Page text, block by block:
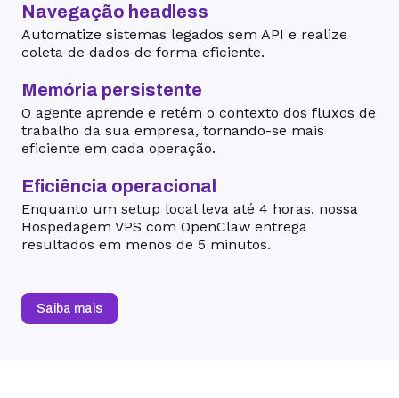
Navegação headless
Automatize sistemas legados sem API e realize
coleta de dados de forma eficiente.
Memória persistente
O agente aprende e retém o contexto dos fluxos de
trabalho da sua empresa, tornando-se mais
eficiente em cada operação.
Eficiência operacional
Enquanto um setup local leva até 4 horas, nossa
Hospedagem VPS com OpenClaw entrega
resultados em menos de 5 minutos.
Saiba mais